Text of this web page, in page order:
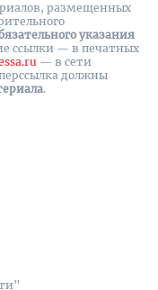
размещенных
указания
ссылки — в печатных
— в сети
должны
.